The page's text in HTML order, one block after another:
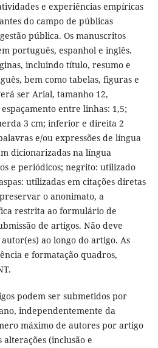
e experiências empíricas
do campo de públicas
pública. Os manuscritos
português, espanhol e inglês.
incluindo título, resumo e
bem como tabelas, figuras e
ser Arial, tamanho 12,
entre linhas: 1,5;
3 cm; inferior e direita 2
e/ou expressões de língua
dicionarizadas na língua
e periódicos; negrito: utilizado
utilizadas em citações diretas
o anonimato, a
restrita ao formulário de
de artigos. Não deve
ao longo do artigo. As
e formatação quadros,
podem ser submetidos por
independentemente da
máximo de autores por artigo
(inclusão e